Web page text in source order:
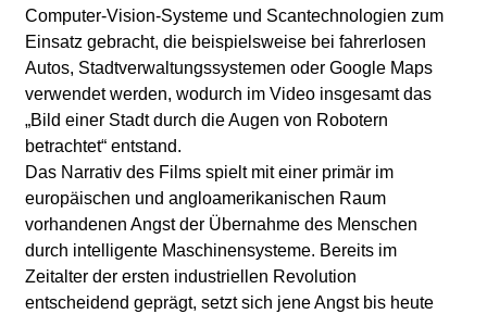
Computer-Vision-Systeme und Scantechnologien zum
Einsatz gebracht, die beispielsweise bei fahrerlosen
Autos, Stadtverwaltungssystemen oder Google Maps
verwendet werden, wodurch im Video insgesamt das
„Bild einer Stadt durch die Augen von Robotern
betrachtet“ entstand.
Das Narrativ des Films spielt mit einer primär im
europäischen und angloamerikanischen Raum
vorhandenen Angst der Übernahme des Menschen
durch intelligente Maschinensysteme. Bereits im
Zeitalter der ersten industriellen Revolution
entscheidend geprägt, setzt sich jene Angst bis heute